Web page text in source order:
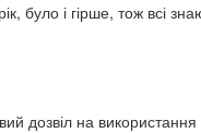
було і гірше, тож всі
дозвіл на використання